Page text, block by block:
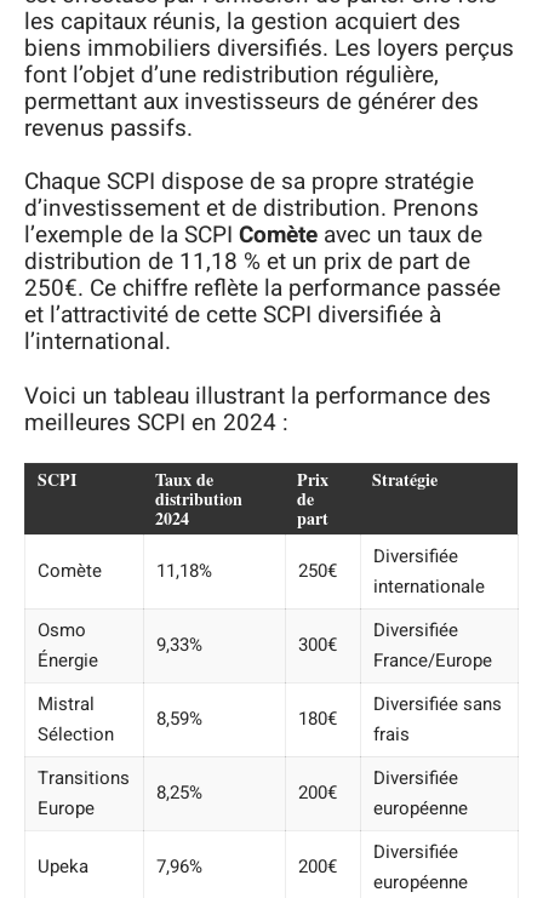
les capitaux réunis, la gestion acquiert des
biens immobiliers diversifiés. Les loyers perçus
font l’objet d’une redistribution régulière,
permettant aux investisseurs de générer des
revenus passifs.
Chaque SCPI dispose de sa propre stratégie
d’investissement et de distribution. Prenons
l’exemple de la SCPI Comète avec un taux de
distribution de 11,18 % et un prix de part de
250€. Ce chiffre reflète la performance passée
et l’attractivité de cette SCPI diversifiée à
l’international.
Voici un tableau illustrant la performance des
meilleures SCPI en 2024 :
SCPI Taux de
distribution
2024
Prix
de
part
Stratégie
Comète 11,18% 250€
Diversifiée
internationale
Osmo
Énergie
9,33% 300€
Diversifiée
France/Europe
Mistral
Sélection
8,59% 180€
Diversifiée sans
frais
Transitions
Europe
8,25% 200€
Diversifiée
européenne
Upeka 7,96% 200€
Diversifiée
européenne